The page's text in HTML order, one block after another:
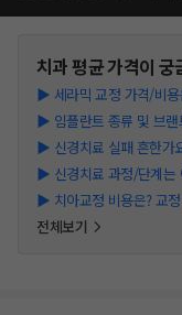
치과평균 가격이 궁
▶ 세라믹 교정 가격/비
▶ 임플란트 종류 및 브
▶ 신경치료 실패 흔한가
▶ 신경치료 과정/단계는
▶ 치아교정 비용은? 교
전체보기